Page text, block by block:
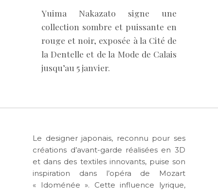
Yuima Nakazato signe une
collection sombre et puissante en
rouge et noir, exposée à la Cité de
la Dentelle et de la Mode de Calais
jusqu’au 5 janvier.
Le designer japonais, reconnu pour ses
créations d’avant-garde réalisées en 3D
et dans des textiles innovants, puise son
inspiration dans l’opéra de Mozart
« Idoménée ». Cette influence lyrique,